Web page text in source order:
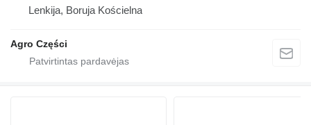
Lenkija, Boruja Kościelna
Agro Części